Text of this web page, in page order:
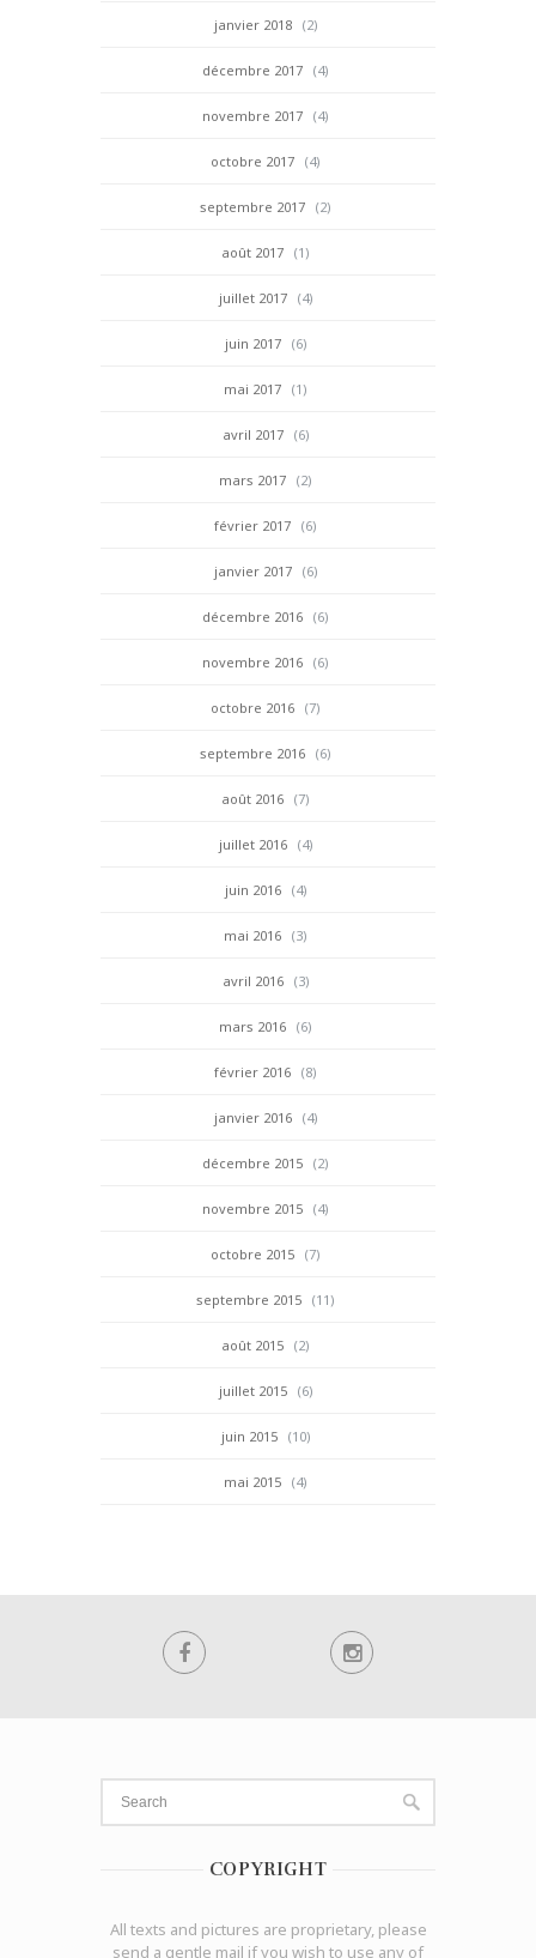
janvier 2018 (2)
décembre 2017 (4)
novembre 2017 (4)
octobre 2017 (4)
septembre 2017 (2)
août 2017 (1)
juillet 2017 (4)
juin 2017 (6)
mai 2017 (1)
avril 2017 (6)
mars 2017 (2)
février 2017 (6)
janvier 2017 (6)
décembre 2016 (6)
novembre 2016 (6)
octobre 2016 (7)
septembre 2016 (6)
août 2016 (7)
juillet 2016 (4)
juin 2016 (4)
mai 2016 (3)
avril 2016 (3)
mars 2016 (6)
février 2016 (8)
janvier 2016 (4)
décembre 2015 (2)
novembre 2015 (4)
octobre 2015 (7)
septembre 2015 (11)
août 2015 (2)
juillet 2015 (6)
juin 2015 (10)
mai 2015 (4)
COPYRIGHT
All texts and pictures are proprietary, please
send a gentle mail if you wish to use any of